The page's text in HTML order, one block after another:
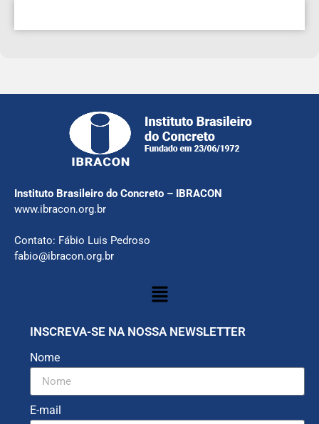
Instituto Brasileiro do Concreto – IBRACON
www.ibracon.org.br
Contato: Fábio Luis Pedroso
fabio@ibracon.org.br
INSCREVA-SE NA NOSSA NEWSLETTER
Nome
E-mail